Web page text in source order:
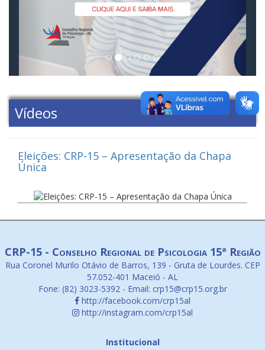
Vídeos
Eleições: CRP-15 – Apresentação da Chapa
Única
CRP-15 - Conselho Regional de Psicologia 15ª Região
Rua Coronel Murilo Otávio de Barros, 139 - Gruta de Lourdes. CEP
57.052-401 Maceió - AL
Fone: (82) 3023-5392 - Email: crp15@crp15.org.br
http://facebook.com/crp15al
http://instagram.com/crp15al
Institucional